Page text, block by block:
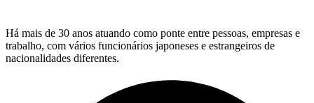
Há mais de 30 anos atuando como ponte entre pessoas, empresas e
trabalho, com vários funcionários japoneses e estrangeiros de
nacionalidades diferentes.